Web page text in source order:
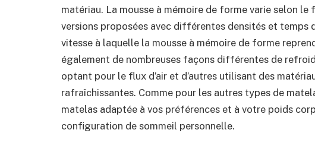
matériau. La mousse à mémoire de forme varie selon
versions proposées avec différentes densités et temps
vitesse à laquelle la mousse à mémoire de forme
également de nombreuses façons différentes de
optant pour le flux d’air et d’autres utilisant des
rafraîchissantes. Comme pour les autres types de
matelas adaptée à vos préférences et à votre poids
configuration de sommeil personnelle.